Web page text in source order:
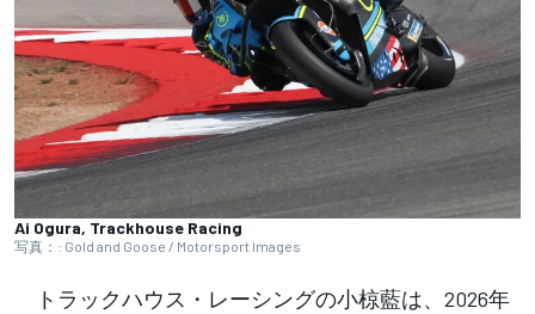
Ai Ogura, Trackhouse Racing
写真：: Gold and Goose / Motorsport Images
トラックハウス・レーシングの小椋藍は、2026年